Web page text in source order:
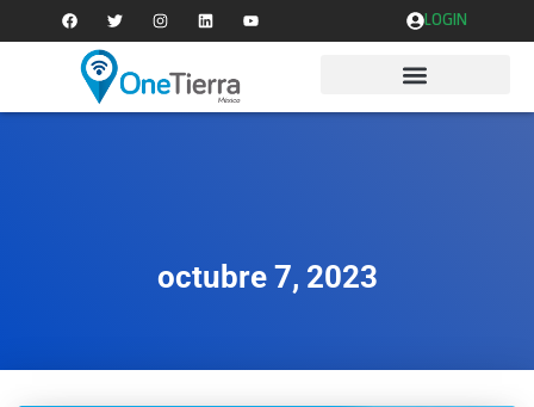
LOGIN
octubre 7, 2023